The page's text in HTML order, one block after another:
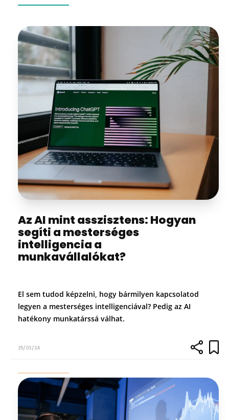
Az AI mint asszisztens: Hogyan
segíti a mesterséges
intelligencia a
munkavállalókat?
El sem tudod képzelni, hogy bármilyen kapcsolatod
legyen a mesterséges intelligenciával? Pedig az AI
hatékony munkatárssá válhat.
25/03/24